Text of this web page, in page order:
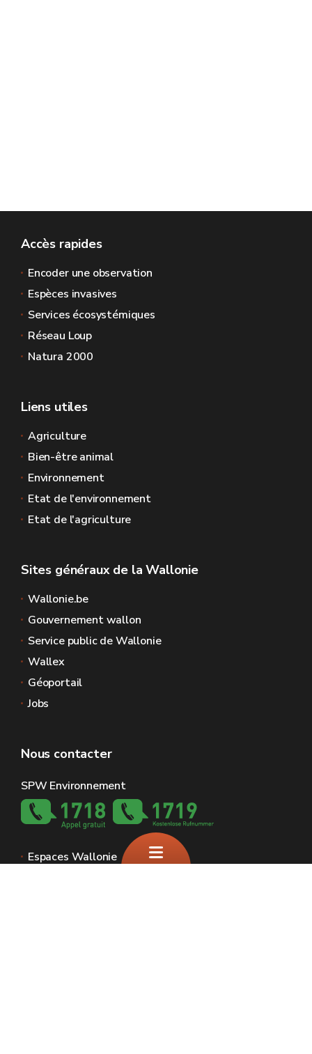
Accès rapides
Encoder une observation
Espèces invasives
Services écosystémiques
Réseau Loup
Natura 2000
Liens utiles
Agriculture
Bien-être animal
Environnement
Etat de l'environnement
Etat de l'agriculture
Sites généraux de la Wallonie
Wallonie.be
Gouvernement wallon
Service public de Wallonie
Wallex
Géoportail
Jobs
Nous contacter
SPW Environnement
Espaces Wallonie